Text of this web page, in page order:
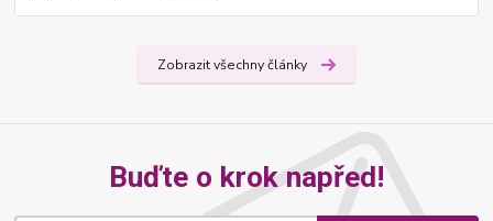
Zobrazit všechny články
Buďte o krok napřed!